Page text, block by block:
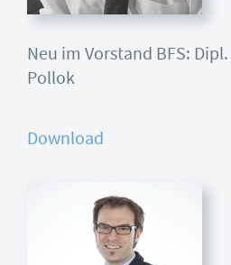
Neu im Vorstand BFS:
Pollok
Download